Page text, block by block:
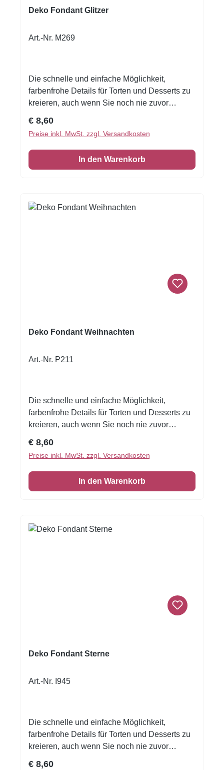
Deko Fondant Glitzer
Art.-Nr. M269
Die schnelle und einfache Möglichkeit,
farbenfrohe Details für Torten und Desserts zu
kreieren, auch wenn Sie noch nie zuvor
schneiden oder stanzen Sie jede beliebige
Form - keine Vorbereitung. Fondantfolie hat
einen leichten, süßen Geschmack. Auch das
Einschlagen von Keksen oder Kuchen ist
Regulärer Preis:
€ 8,60
Preise inkl. MwSt. zzgl. Versandkosten
In den Warenkorb
Deko Fondant Weihnachten
Art.-Nr. P211
Die schnelle und einfache Möglichkeit,
farbenfrohe Details für Torten und Desserts zu
kreieren, auch wenn Sie noch nie zuvor
schneiden oder stanzen Sie jede beliebige
Form - keine Vorbereitung. Fondantfolie hat
einen leichten, süßen Geschmack. Auch das
Einschlagen von Keksen oder Kuchen ist
Regulärer Preis:
€ 8,60
Preise inkl. MwSt. zzgl. Versandkosten
In den Warenkorb
Deko Fondant Sterne
Art.-Nr. I945
Die schnelle und einfache Möglichkeit,
farbenfrohe Details für Torten und Desserts zu
kreieren, auch wenn Sie noch nie zuvor
Regulärer Preis:
€ 8,60